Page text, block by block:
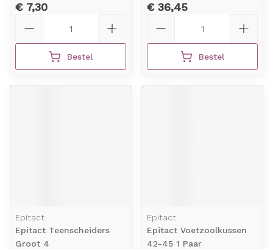
€ 7,30
Bestel
€ 36,45
Bestel
Epitact
Epitact Teenscheiders
Groot 4
Epitact
Epitact Voetzoolkussen
42-45 1 Paar